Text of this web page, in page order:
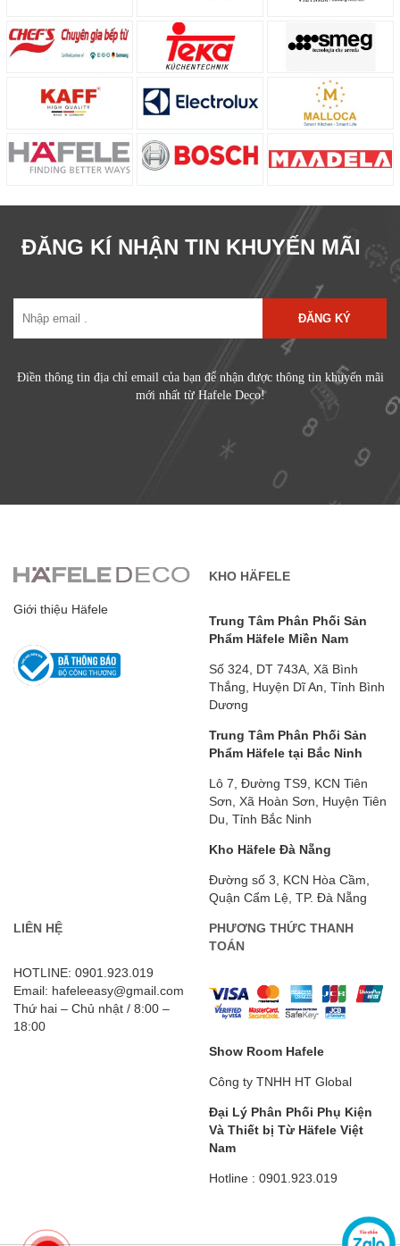
ĐĂNG KÍ NHẬN TIN KHUYẾN MÃI
ĐĂNG KÝ
Điền thông tin địa chỉ email của bạn để nhận được thông tin khuyến mãi
mới nhất từ Hafele Deco!
Giới thiệu Häfele
KHO HÄFELE
Trung Tâm Phân Phối Sản
Phẩm Häfele Miền Nam
Số 324, DT 743A, Xã Bình
Thắng, Huyện Dĩ An, Tỉnh Bình
Dương
Trung Tâm Phân Phối Sản
Phẩm Häfele tại Bắc Ninh
Lô 7, Đường TS9, KCN Tiên
Sơn, Xã Hoàn Sơn, Huyện Tiên
Du, Tỉnh Bắc Ninh
Kho Häfele Đà Nẵng
Đường số 3, KCN Hòa Cầm,
Quận Cẩm Lệ, TP. Đà Nẵng
LIÊN HỆ
HOTLINE: 0901.923.019
Email: hafeleeasy@gmail.com
Thứ hai – Chủ nhật / 8:00 –
18:00
PHƯƠNG THỨC THANH
TOÁN
Show Room Hafele
Công ty TNHH HT Global
Đại Lý Phân Phối Phụ Kiện
Và Thiết bị Từ Häfele Việt
Nam
Hotline : 0901.923.019